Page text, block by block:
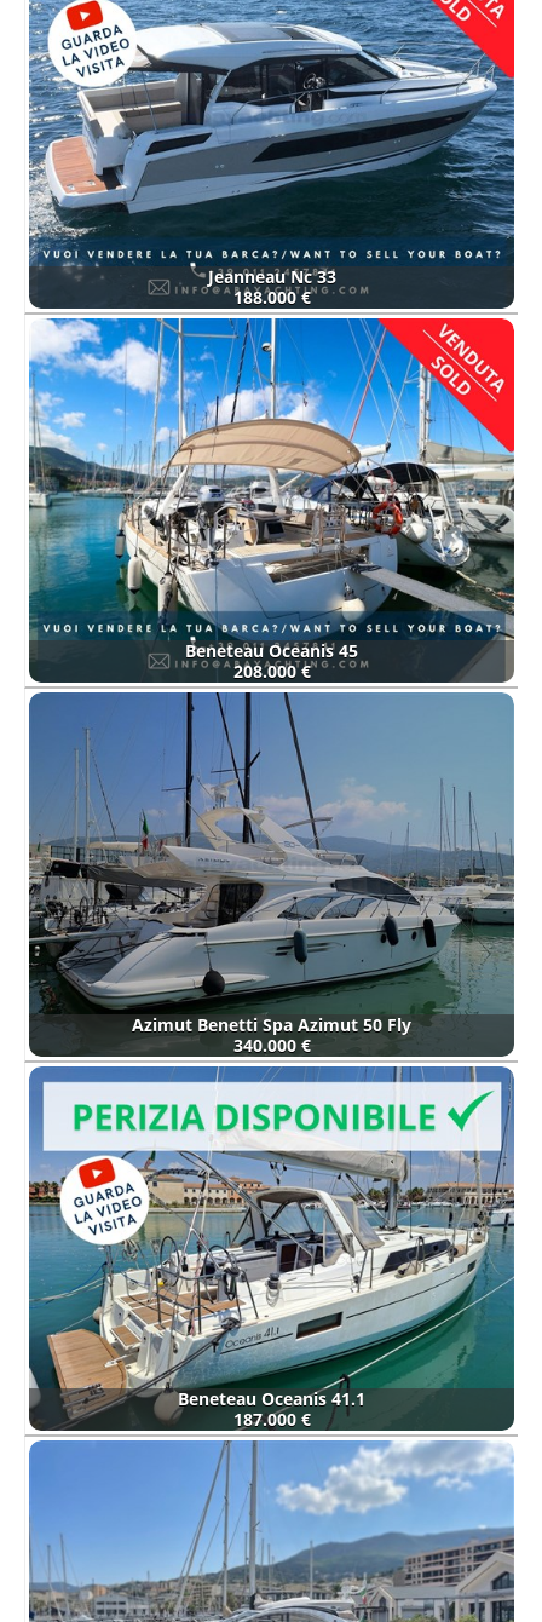
Jeanneau Nc 33
188.000 €
Beneteau Oceanis 45
208.000 €
Azimut Benetti Spa Azimut 50 Fly
340.000 €
Beneteau Oceanis 41.1
187.000 €